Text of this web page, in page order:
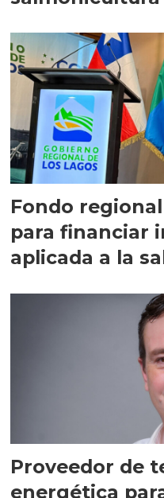
Fondo
para financiar
aplicada a la
Proveedor de
energética